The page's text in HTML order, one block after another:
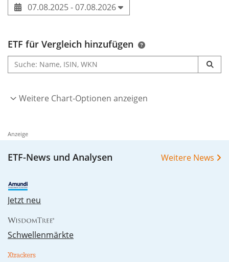
07.08.2025 - 07.08.2026
ETF für Vergleich hinzufügen
Weitere Chart-Optionen anzeigen
Anzeige
ETF-News und Analysen Weitere News
Jetzt neu
Schwellenmärkte